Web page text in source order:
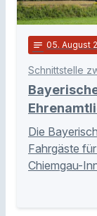
notes 05. August
Schnittstelle
Die
Fahrgäste
Chiemgau-